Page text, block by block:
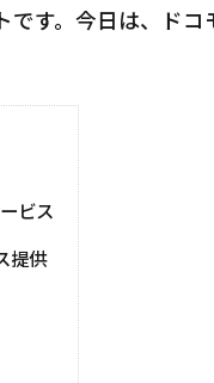
です。今日は、ド
ビス
提供